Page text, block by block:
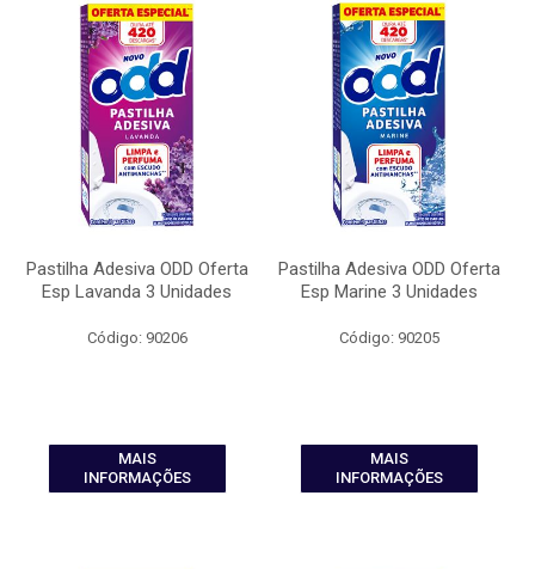
Pastilha Adesiva ODD Oferta
Esp Lavanda 3 Unidades
Código: 90206
MAIS
INFORMAÇÕES
Pastilha Adesiva ODD Oferta
Esp Marine 3 Unidades
Código: 90205
MAIS
INFORMAÇÕES